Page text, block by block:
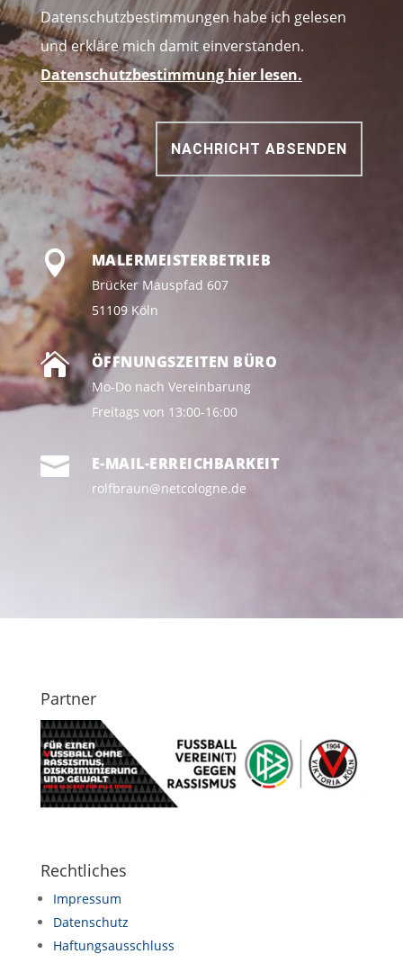
Datenschutzbestimmungen habe ich gelesen
und erkläre mich damit einverstanden.
Datenschutzbestimmung hier lesen.
NACHRICHT ABSENDEN
 MALERMEISTERBETRIEB
Brücker Mauspfad 607
51109 Köln
 ÖFFNUNGSZEITEN BÜRO
Mo-Do nach Vereinbarung
Freitags von 13:00-16:00
 E-MAIL-ERREICHBARKEIT
rolfbraun@netcologne.de
Partner
Rechtliches
Impressum
Datenschutz
Haftungsausschluss